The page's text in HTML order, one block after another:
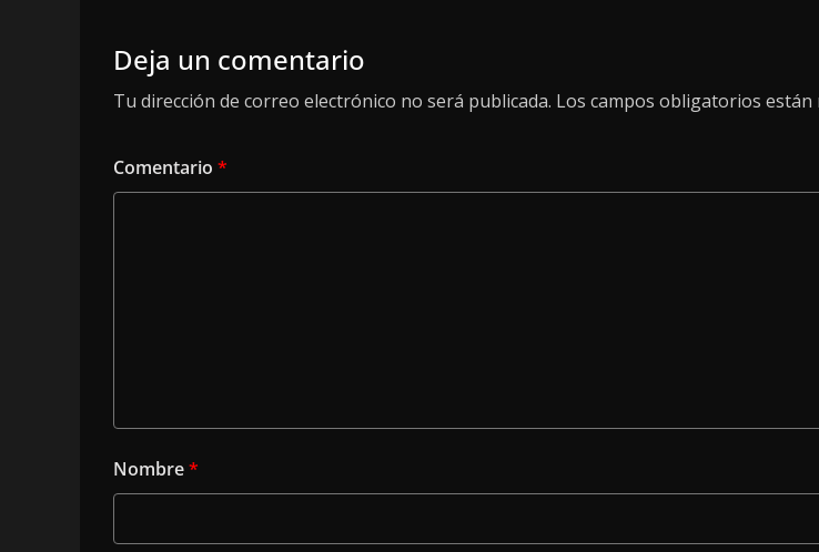
Deja un comentario
Tu dirección de correo electrónico no será publicada. Los campos obligatorios están
Comentario *
Nombre*